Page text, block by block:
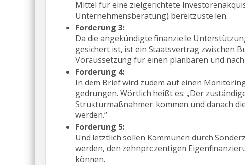
Mittel für eine zielgerichtete
Unternehmensberatung) bereitzustellen.
Forderung 3:
Da die angekündigte finanzielle
gesichert ist, ist ein Staatsvertrag zwischen
Voraussetzung für einen planbaren und
Forderung 4:
In dem Brief wird zudem auf einen
gedrungen. Wörtlich heißt es: „Der
Strukturmaßnahmen kommen und danach
werden.“
Forderung 5:
Und letztlich sollen Kommunen durch
werden, den zehnprozentigen
können.